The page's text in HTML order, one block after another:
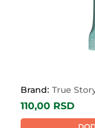
Brand: True
110,00 RSD